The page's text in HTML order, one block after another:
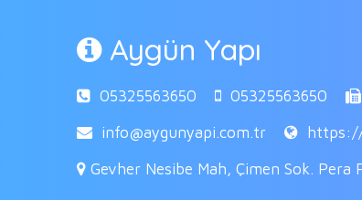
Aygün Yapı
05325563650 05325563650
info@aygunyapi.com.tr
Gevher Nesibe Mah, Çimen Sok.